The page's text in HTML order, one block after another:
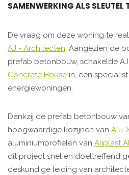
SAMENWERKING ALS SLEUTEL
De vraag om deze woning te
AJ - Architecten. Aangezien de
prefab betonbouw, schakelde
Concrete House in, een
energiewoningen.
Dankzij de prefab betonbouw
hoogwaardige kozijnen van Alu-
aluminiumprofielen van Aliplast
dit project snel en doeltreffend
deskundige leiding van